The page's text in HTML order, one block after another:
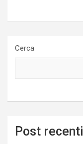
Cerca
Post recenti